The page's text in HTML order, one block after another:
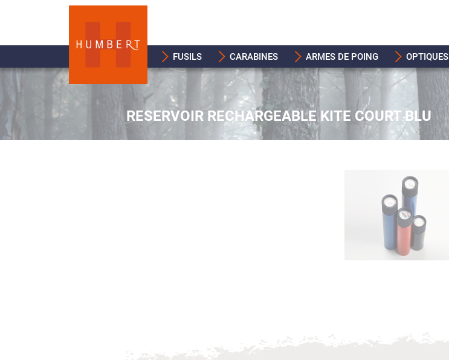
FUSILS CARABINES ARMES DE POING OPTIQUES
RESERVOIR RECHARGEABLE KITE COURT BLU